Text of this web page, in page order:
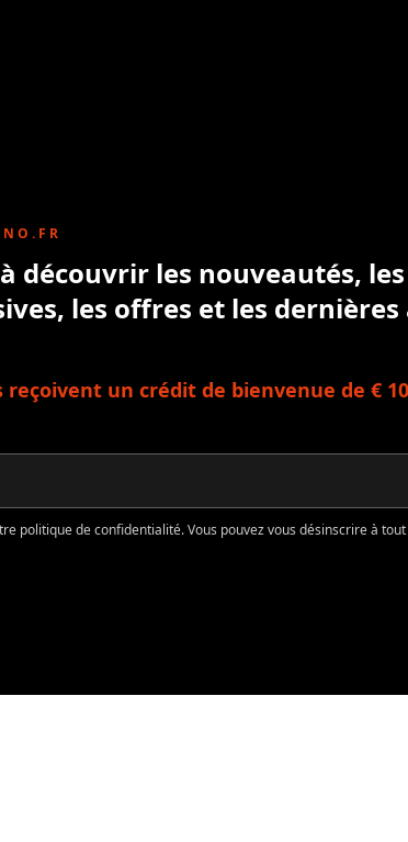
découvrir les nouveautés, les
les offres et les
reçoivent un crédit de bienvenue de €
politique de confidentialité. Vous pouvez vous désinscrire à